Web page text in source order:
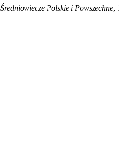
Średniowiecze Polskie i Powszechne,